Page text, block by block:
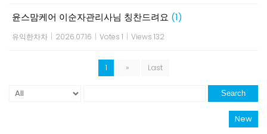
윤스맘케어 이순자관리사님 칭찬드려요 (1)
유익한차차 | 2026.07.16 | Votes 1 | Views 132
1 » Last
Search
New